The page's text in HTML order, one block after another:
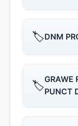
🏷️DNM
🏷️GRAWE
PUNCT